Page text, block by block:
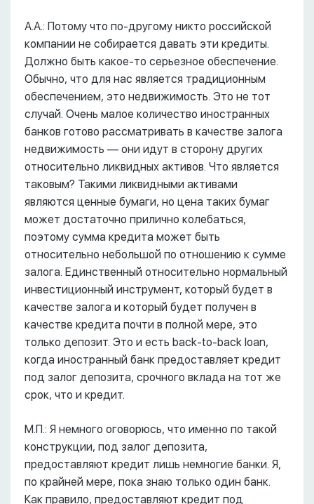
А.А.: Потому что по-другому никто российской
компании не собирается давать эти кредиты.
Должно быть какое-то серьезное обеспечение.
Обычно, что для нас является традиционным
обеспечением, это недвижимость. Это не тот
случай. Очень малое количество иностранных
банков готово рассматривать в качестве залога
недвижимость –– они идут в сторону других
относительно ликвидных активов. Что является
таковым? Такими ликвидными активами
являются ценные бумаги, но цена таких бумаг
может достаточно прилично колебаться,
поэтому сумма кредита может быть
относительно небольшой по отношению к сумме
залога. Единственный относительно нормальный
инвестиционный инструмент, который будет в
качестве залога и который будет получен в
качестве кредита почти в полной мере, это
только депозит. Это и есть back-to-back loan,
когда иностранный банк предоставляет кредит
под залог депозита, срочного вклада на тот же
срок, что и кредит.
М.П.: Я немного оговорюсь, что именно по такой
конструкции, под залог депозита,
предоставляют кредит лишь немногие банки. Я,
по крайней мере, пока знаю только один банк.
Как правило, предоставляют кредит под